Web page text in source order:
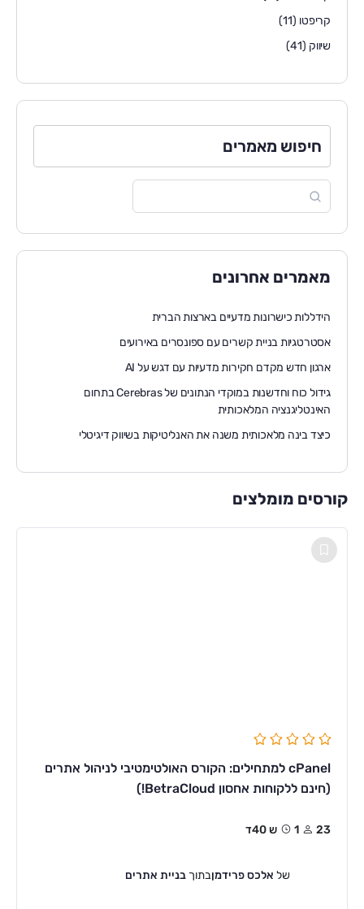
קריפטו (11)
שיווק (41)
חיפוש מאמרים
מאמרים אחרונים
הידללות כישרונות מדעיים בארצות הברית
אסטרטגיות בניית קשרים עם ספונסרים באירועים
ארגון חדש מקדם חקירות מדעיות עם דגש על AI
גידול כוח וחדשנות במוקדי הנתונים של Cerebras בתחום
האינטליגנציה המלאכותית
כיצד בינה מלאכותית משנה את האנליטיקות בשיווק דיגיטלי
קורסים מומלצים
cPanel למתחילים: הקורס האולטימטיבי לניהול אתרים
(חינם ללקוחות אחסון BetraCloud!)
23 1ש 40ד
של אלכס פרידמןבתוך בניית אתרים